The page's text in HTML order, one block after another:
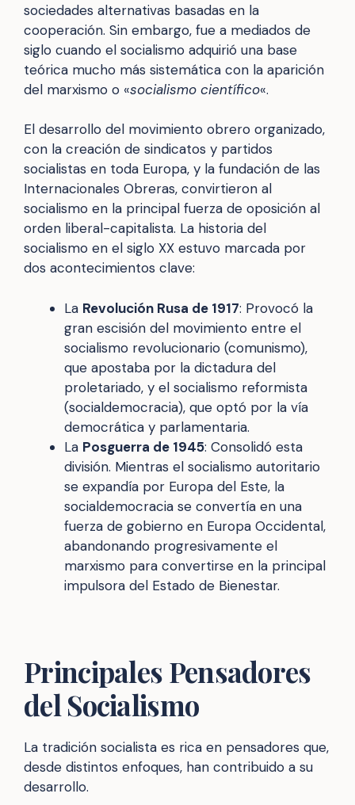
sociedades alternativas basadas en la
cooperación. Sin embargo, fue a mediados de
siglo cuando el socialismo adquirió una base
teórica mucho más sistemática con la aparición
del marxismo o «socialismo científico«.
El desarrollo del movimiento obrero organizado,
con la creación de sindicatos y partidos
socialistas en toda Europa, y la fundación de las
Internacionales Obreras, convirtieron al
socialismo en la principal fuerza de oposición al
orden liberal-capitalista. La historia del
socialismo en el siglo XX estuvo marcada por
dos acontecimientos clave:
La Revolución Rusa de 1917: Provocó la
gran escisión del movimiento entre el
socialismo revolucionario (comunismo),
que apostaba por la dictadura del
proletariado, y el socialismo reformista
(socialdemocracia), que optó por la vía
democrática y parlamentaria.
La Posguerra de 1945: Consolidó esta
división. Mientras el socialismo autoritario
se expandía por Europa del Este, la
socialdemocracia se convertía en una
fuerza de gobierno en Europa Occidental,
abandonando progresivamente el
marxismo para convertirse en la principal
impulsora del Estado de Bienestar.
Principales Pensadores
del Socialismo
La tradición socialista es rica en pensadores que,
desde distintos enfoques, han contribuido a su
desarrollo.